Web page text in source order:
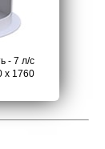
- 7 л/с
х 1760